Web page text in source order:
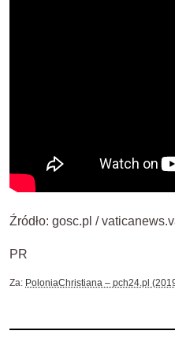
Źródło: gosc.pl /
PR
Za: PoloniaChristiana – pch24.pl